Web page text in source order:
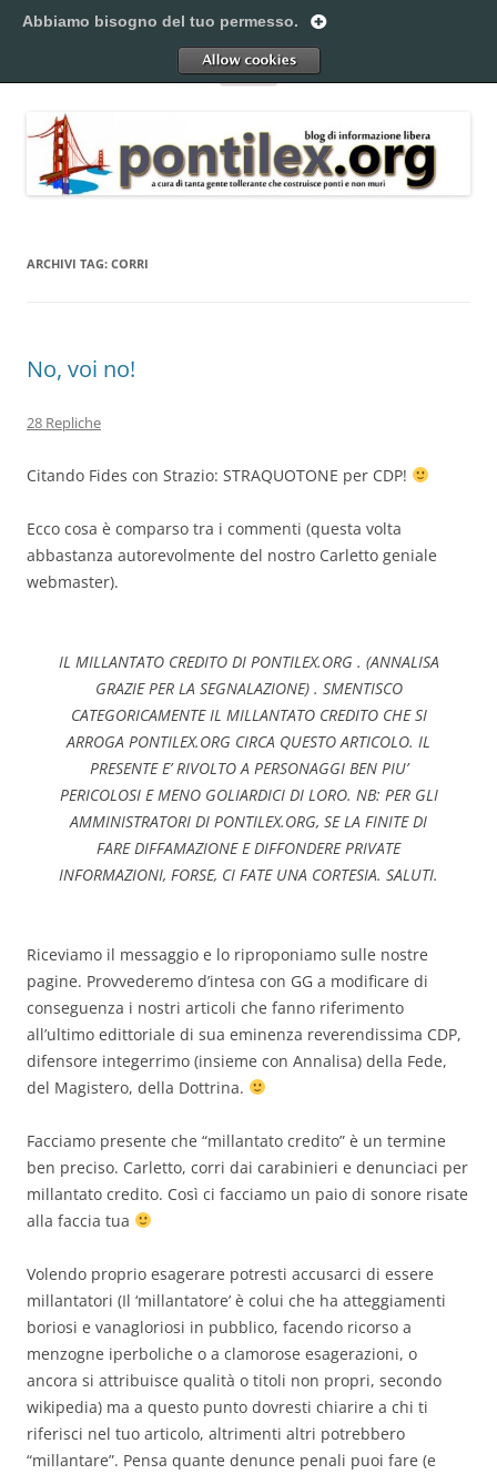
al
Pontilex
Menu
ARCHIVI TAG: CORRI
No, voi no!
28 Repliche
Citando Fides con Strazio: STRAQUOTONE per CDP!
Ecco cosa è comparso tra i commenti (questa volta
abbastanza autorevolmente del nostro Carletto geniale
webmaster).
IL MILLANTATO CREDITO DI PONTILEX.ORG . (ANNALISA
GRAZIE PER LA SEGNALAZIONE) . SMENTISCO
CATEGORICAMENTE IL MILLANTATO CREDITO CHE SI
ARROGA PONTILEX.ORG CIRCA QUESTO ARTICOLO. IL
PRESENTE E’ RIVOLTO A PERSONAGGI BEN PIU’
PERICOLOSI E MENO GOLIARDICI DI LORO. NB: PER GLI
AMMINISTRATORI DI PONTILEX.ORG, SE LA FINITE DI
FARE DIFFAMAZIONE E DIFFONDERE PRIVATE
INFORMAZIONI, FORSE, CI FATE UNA CORTESIA. SALUTI.
Riceviamo il messaggio e lo riproponiamo sulle nostre
pagine. Provvederemo d’intesa con GG a modificare di
conseguenza i nostri articoli che fanno riferimento
all’ultimo edittoriale di sua eminenza reverendissima CDP,
difensore integerrimo (insieme con Annalisa) della Fede,
del Magistero, della Dottrina.
Facciamo presente che “millantato credito” è un termine
ben preciso. Carletto, corri dai carabinieri e denunciaci per
millantato credito. Così ci facciamo un paio di sonore risate
alla faccia tua
Volendo proprio esagerare potresti accusarci di essere
millantatori (Il ‘millantatore’ è colui che ha atteggiamenti
boriosi e vanagloriosi in pubblico, facendo ricorso a
menzogne iperboliche o a clamorose esagerazioni, o
ancora si attribuisce qualità o titoli non propri, secondo
wikipedia) ma a questo punto dovresti chiarire a chi ti
riferisci nel tuo articolo, altrimenti altri potrebbero
“millantare”. Pensa quante denunce penali puoi fare (e
Abbiamo bisogno del tuo permesso.